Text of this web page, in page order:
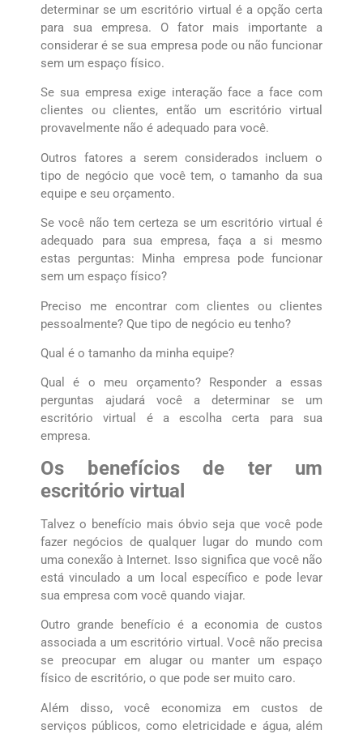
determinar se um escritório virtual é a opção certa
para sua empresa. O fator mais importante a
considerar é se sua empresa pode ou não funcionar
sem um espaço físico.
Se sua empresa exige interação face a face com
clientes ou clientes, então um escritório virtual
provavelmente não é adequado para você.
Outros fatores a serem considerados incluem o
tipo de negócio que você tem, o tamanho da sua
equipe e seu orçamento.
Se você não tem certeza se um escritório virtual é
adequado para sua empresa, faça a si mesmo
estas perguntas: Minha empresa pode funcionar
sem um espaço físico?
Preciso me encontrar com clientes ou clientes
pessoalmente? Que tipo de negócio eu tenho?
Qual é o tamanho da minha equipe?
Qual é o meu orçamento? Responder a essas
perguntas ajudará você a determinar se um
escritório virtual é a escolha certa para sua
empresa.
Os benefícios de ter um
escritório virtual
Talvez o benefício mais óbvio seja que você pode
fazer negócios de qualquer lugar do mundo com
uma conexão à Internet. Isso significa que você não
está vinculado a um local específico e pode levar
sua empresa com você quando viajar.
Outro grande benefício é a economia de custos
associada a um escritório virtual. Você não precisa
se preocupar em alugar ou manter um espaço
físico de escritório, o que pode ser muito caro.
Além disso, você economiza em custos de
serviços públicos, como eletricidade e água, além